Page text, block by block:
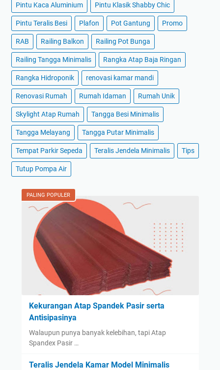
Pintu Kaca Aluminium Pintu Klasik Shabby Chic
Pintu Teralis Besi Plafon Pot Gantung Promo
RAB Railing Balkon Railing Pot Bunga
Railing Tangga Minimalis Rangka Atap Baja Ringan
Rangka Hidroponik renovasi kamar mandi
Renovasi Rumah Rumah Idaman Rumah Unik
Skylight Atap Rumah Tangga Besi Minimalis
Tangga Melayang Tangga Putar Minimalis
Tempat Parkir Sepeda Teralis Jendela Minimalis Tips
Tutup Pompa Air
PALING POPULER
Kekurangan Atap Spandek Pasir serta
Antisipasinya
Walaupun punya banyak kelebihan, tapi Atap
Spandex Pasir …
Teralis Jendela Kamar Model Minimalis